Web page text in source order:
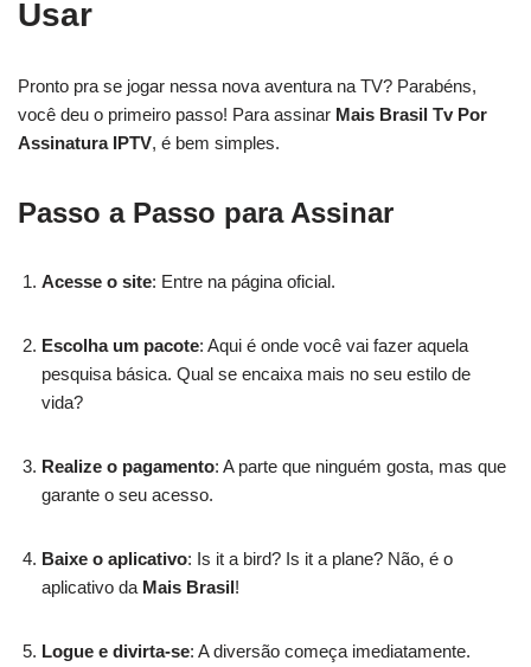
Usar
Pronto pra se jogar nessa nova aventura na TV? Parabéns,
você deu o primeiro passo! Para assinar Mais Brasil Tv Por
Assinatura IPTV, é bem simples.
Passo a Passo para Assinar
Acesse o site: Entre na página oficial.
Escolha um pacote: Aqui é onde você vai fazer aquela
pesquisa básica. Qual se encaixa mais no seu estilo de
vida?
Realize o pagamento: A parte que ninguém gosta, mas que
garante o seu acesso.
Baixe o aplicativo: Is it a bird? Is it a plane? Não, é o
aplicativo da Mais Brasil!
Logue e divirta-se: A diversão começa imediatamente.